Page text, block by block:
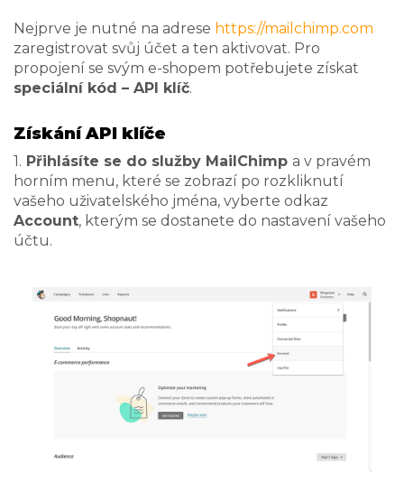
Nejprve je nutné na adrese https://mailchimp.com
zaregistrovat svůj účet a ten aktivovat. Pro
propojení se svým e-shopem potřebujete získat
speciální kód – API klíč.
Získání API klíče
1. Přihlásíte se do služby MailChimp a v pravém
horním menu, které se zobrazí po rozkliknutí
vašeho uživatelského jména, vyberte odkaz
Account, kterým se dostanete do nastavení vašeho
účtu.